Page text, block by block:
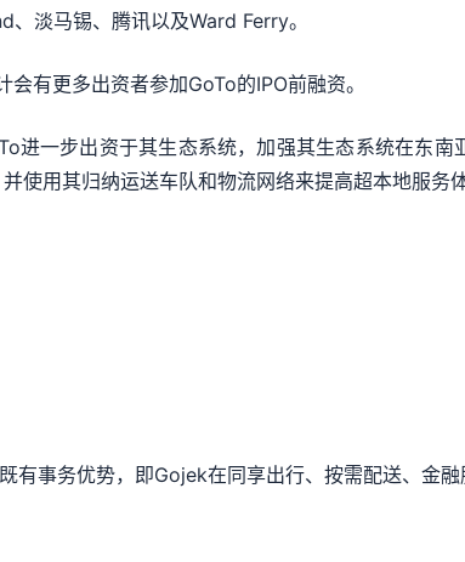
淡马锡、腾讯以及Ward Ferry。
有更多出资者参加GoTo的IPO前融资。
一步出资于其生态系统，加强其生态系统在东南
使用其归纳运送车队和物流网络来提高超本地服务体
有事务优势，即Gojek在同享出行、按需配送、金